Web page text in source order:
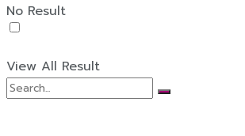
No Result
View All Result